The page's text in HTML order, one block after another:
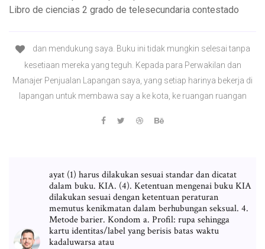
Libro de ciencias 2 grado de telesecundaria contestado
dan mendukung saya. Buku ini tidak mungkin selesai tanpa
kesetiaan mereka yang teguh. Kepada para Perwakilan dan
Manajer Penjualan Lapangan saya, yang setiap harinya bekerja di
lapangan untuk membawa say a ke kota, ke ruangan ­ruangan
ayat (1) harus dilakukan sesuai standar dan dicatat
dalam buku. KIA. (4). Ketentuan mengenai buku KIA
dilakukan sesuai dengan ketentuan peraturan
memutus kenikmatan dalam berhubungan seksual. 4.
Metode barier. Kondom a. Profil: rupa sehingga
kartu identitas/label yang berisis batas waktu
kadaluwarsa atau